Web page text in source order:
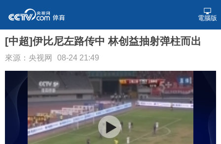
電腦版
[中超]伊比尼左路传中 林创益抽射弹柱而出
來源：央视网 08-24 21:49